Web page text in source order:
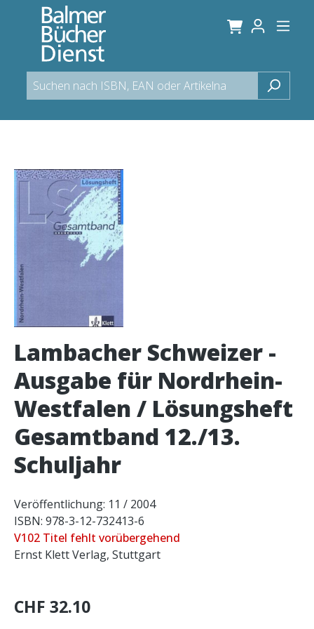
springen
Bildergalerie überspringen
Lambacher Schweizer -
Ausgabe für Nordrhein-
Westfalen / Lösungsheft
Gesamtband 12./13.
Schuljahr
Veröffentlichung: 11 / 2004
ISBN: 978-3-12-732413-6
V102 Titel fehlt vorübergehend
Ernst Klett Verlag, Stuttgart
CHF 32.10